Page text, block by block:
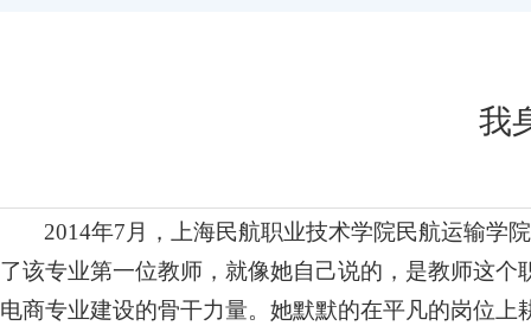
我
2014年7月，上海民航职业技术学院民航运输学
了该专业第一位教师，就像她自己说的，是教师这
电商专业建设的骨干力量。她默默的在平凡的岗位